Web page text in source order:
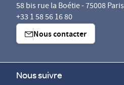
58 bis rue la Boétie - 75008 Paris
+33 1 58 56 16 80
Nous contacter
Nous suivre